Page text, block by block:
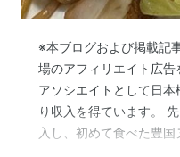
※本ブログおよび掲載記
場のアフィリエイト広
アソシエイトとして日
り収入を得ています。
入し、初めて食べた豊